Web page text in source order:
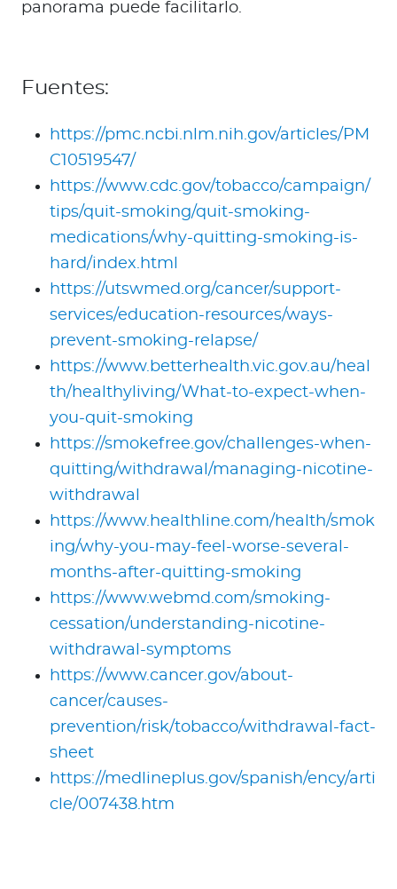
panorama puede facilitarlo.
Fuentes:
https://pmc.ncbi.nlm.nih.gov/articles/PM
C10519547/
https://www.cdc.gov/tobacco/campaign/
tips/quit-smoking/quit-smoking-
medications/why-quitting-smoking-is-
hard/index.html
https://utswmed.org/cancer/support-
services/education-resources/ways-
prevent-smoking-relapse/
https://www.betterhealth.vic.gov.au/heal
th/healthyliving/What-to-expect-when-
you-quit-smoking
https://smokefree.gov/challenges-when-
quitting/withdrawal/managing-nicotine-
withdrawal
https://www.healthline.com/health/smok
ing/why-you-may-feel-worse-several-
months-after-quitting-smoking
https://www.webmd.com/smoking-
cessation/understanding-nicotine-
withdrawal-symptoms
https://www.cancer.gov/about-
cancer/causes-
prevention/risk/tobacco/withdrawal-fact-
sheet
https://medlineplus.gov/spanish/ency/arti
cle/007438.htm